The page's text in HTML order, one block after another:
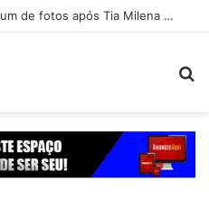
Ana Paula Renault abre álbum de fotos após Tia Milena confirmar fim de amizade: ‘Continuando sendo eu’